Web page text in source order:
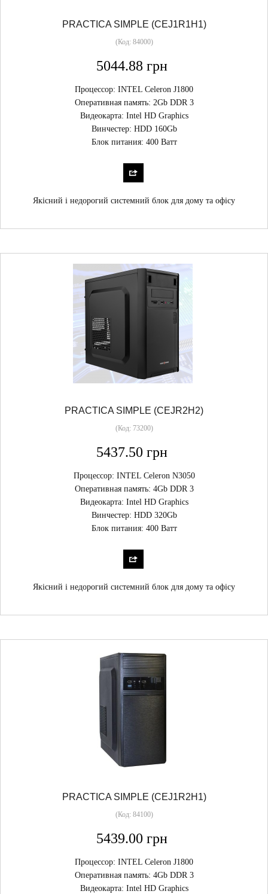
PRACTICA SIMPLE (CEJ1R1H1)
(Код: 84000)
5044.88 грн
Процессор: INTEL Celeron J1800
Оперативная память: 2Gb DDR 3
Видеокарта: Intel HD Graphics
Винчестер: HDD 160Gb
Блок питания: 400 Ватт
Якісний і недорогий системний блок для дому та офісу
PRACTICA SIMPLE (CEJR2H2)
(Код: 73200)
5437.50 грн
Процессор: INTEL Celeron N3050
Оперативная память: 4Gb DDR 3
Видеокарта: Intel HD Graphics
Винчестер: HDD 320Gb
Блок питания: 400 Ватт
Якісний і недорогий системний блок для дому та офісу
PRACTICA SIMPLE (CEJ1R2H1)
(Код: 84100)
5439.00 грн
Процессор: INTEL Celeron J1800
Оперативная память: 4Gb DDR 3
Видеокарта: Intel HD Graphics